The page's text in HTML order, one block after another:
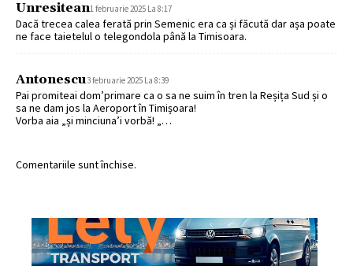
Unresitean1 februarie 2025 La 8:17
Dacă trecea calea ferată prin Semenic era ca și făcută dar așa poate
ne face taietelul o telegondola până la Timisoara.
Antonescu3 februarie 2025 La 8:39
Pai promiteai dom’primare ca o sa ne suim în tren la Reșița Sud și o
sa ne dam jos la Aeroport în Timișoara!
Vorba aia „și minciuna’i vorbă! „…
Comentariile sunt închise.